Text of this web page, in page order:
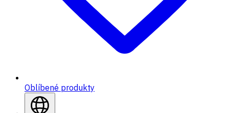
Oblíbené produkty